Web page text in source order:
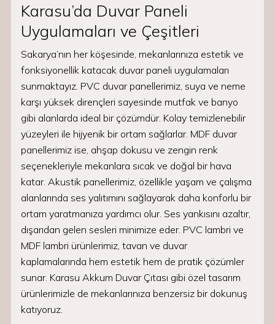
Karasu’da Duvar Paneli
Uygulamaları ve Çeşitleri
Sakarya’nın her köşesinde, mekanlarınıza estetik ve
fonksiyonellik katacak duvar paneli uygulamaları
sunmaktayız. PVC duvar panellerimiz, suya ve neme
karşı yüksek dirençleri sayesinde mutfak ve banyo
gibi alanlarda ideal bir çözümdür. Kolay temizlenebilir
yüzeyleri ile hijyenik bir ortam sağlarlar. MDF duvar
panellerimiz ise, ahşap dokusu ve zengin renk
seçenekleriyle mekanlara sıcak ve doğal bir hava
katar. Akustik panellerimiz, özellikle yaşam ve çalışma
alanlarında ses yalıtımını sağlayarak daha konforlu bir
ortam yaratmanıza yardımcı olur. Ses yankısını azaltır,
dışarıdan gelen sesleri minimize eder. PVC lambri ve
MDF lambri ürünlerimiz, tavan ve duvar
kaplamalarında hem estetik hem de pratik çözümler
sunar. Karasu Akkum Duvar Çıtası gibi özel tasarım
ürünlerimizle de mekanlarınıza benzersiz bir dokunuş
katıyoruz.